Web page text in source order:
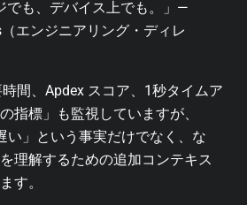
でも、デバイス上でも。」—
エンジニアリング・ディレ
間、Apdex スコア、1秒タイムア
指標」も監視していますが、
い」という事実だけでなく、な
理解するための追加コンテキス
す。